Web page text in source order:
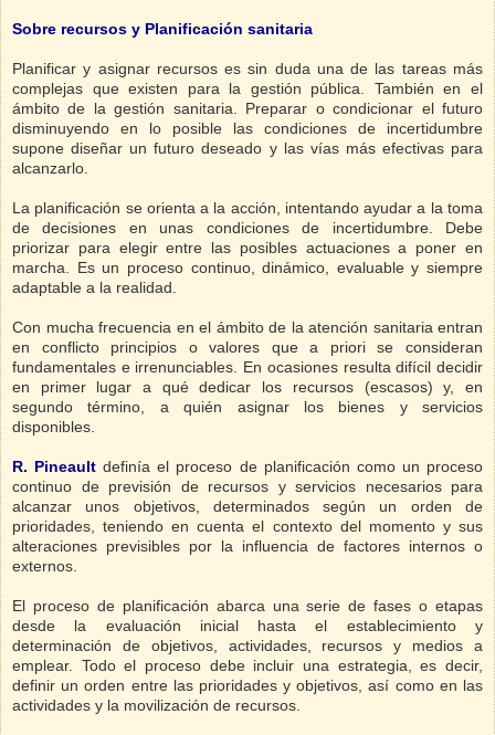
Sobre recursos y Planificación sanitaria
Planificar y asignar recursos es sin duda una de las tareas más
complejas que existen para la gestión pública. También en el
ámbito de la gestión sanitaria. Preparar o condicionar el futuro
disminuyendo en lo posible las condiciones de incertidumbre
supone diseñar un futuro deseado y las vías más efectivas para
alcanzarlo.
La planificación se orienta a la acción, intentando ayudar a la toma
de decisiones en unas condiciones de incertidumbre. Debe
priorizar para elegir entre las posibles actuaciones a poner en
marcha. Es un proceso continuo, dinámico, evaluable y siempre
adaptable a la realidad.
Con mucha frecuencia en el ámbito de la atención sanitaria entran
en conflicto principios o valores que a priori se consideran
fundamentales e irrenunciables. En ocasiones resulta difícil decidir
en primer lugar a qué dedicar los recursos (escasos) y, en
segundo término, a quién asignar los bienes y servicios
disponibles.
R. Pineault definía el proceso de planificación como un proceso
continuo de previsión de recursos y servicios necesarios para
alcanzar unos objetivos, determinados según un orden de
prioridades, teniendo en cuenta el contexto del momento y sus
alteraciones previsibles por la influencia de factores internos o
externos.
El proceso de planificación abarca una serie de fases o etapas
desde la evaluación inicial hasta el establecimiento y
determinación de objetivos, actividades, recursos y medios a
emplear. Todo el proceso debe incluir una estrategia, es decir,
definir un orden entre las prioridades y objetivos, así como en las
actividades y la movilización de recursos.